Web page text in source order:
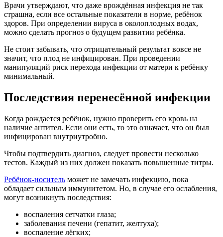
Врачи утверждают, что даже врождённая инфекция не так
страшна, если все остальные показатели в норме, ребёнок
здоров. При определении вируса в околоплодных водах,
можно сделать прогноз о будущем развитии ребёнка.
Не стоит забывать, что отрицательный результат вовсе не
значит, что плод не инфицирован. При проведении
манипуляций риск перехода инфекции от матери к ребёнку
минимальный.
Последствия перенесённой инфекции
Когда рождается ребёнок, нужно проверить его кровь на
наличие антител. Если они есть, то это означает, что он был
инфицирован внутриутробно.
Чтобы подтвердить диагноз, следует провести несколько
тестов. Каждый из них должен показать повышенные титры.
Ребёнок-носитель может не замечать инфекцию, пока
обладает сильным иммунитетом. Но, в случае его ослабления,
могут возникнуть последствия:
воспаления сетчатки глаза;
заболевания печени (гепатит, желтуха);
воспаление лёгких;